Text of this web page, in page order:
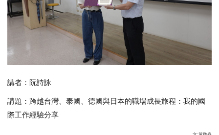
講者：阮詩詠
講題：跨越台灣、泰國、德國與日本的職場成長旅程：我的國
際工作經驗分享